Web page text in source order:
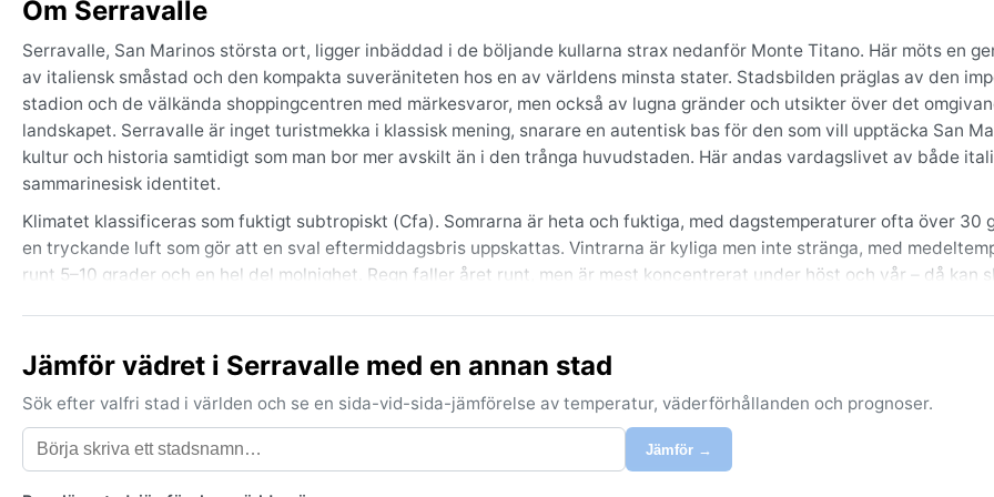
Om Serravalle
Serravalle, San Marinos största ort, ligger inbäddad i de böljande kullarna strax nedanför Monte Titano. Här möts en
av italiensk småstad och den kompakta suveräniteten hos en av världens minsta stater. Stadsbilden präglas av den
stadion och de välkända shoppingcentren med märkesvaror, men också av lugna gränder och utsikter över det
landskapet. Serravalle är inget turistmekka i klassisk mening, snarare en autentisk bas för den som vill upptäcka San
kultur och historia samtidigt som man bor mer avskilt än i den trånga huvudstaden. Här andas vardagslivet av både
sammarinesisk identitet.
Klimatet klassificeras som fuktigt subtropiskt (Cfa). Somrarna är heta och fuktiga, med dagstemperaturer ofta över 30
en tryckande luft som gör att en sval eftermiddagsbris uppskattas. Vintrarna är kyliga men inte stränga, med
runt 5–10 grader och en hel del molnighet. Regn faller året runt, men är mest koncentrerat under höst och vår – då kan
Bästa tiden för ett besök med vädret i åtanke är våren (april–juni) eller tidig höst (september–oktober). Då är
behagligt ljummen, himlen mestadels klar och risken för regn lägre. Noterbara väderfenomen är ovanliga – inga orkaner,
eller extrem snö. Däremot kan dimma lägga sig tät över kullarna under senhöst och vinter, särskilt på morgnarna. Snöfall
sällsynta men förekommer vissa år, då landskapet förvandlas till en kortlivad vinteridyll. Sammantaget ett milt klimat
årstider och överraskande regnskurar som bidrar till den bördiga grönskan.
Jämför vädret i Serravalle med en annan stad
Sök efter valfri stad i världen och se en sida-vid-sida-jämförelse av temperatur, väderförhållanden och prognoser.
Jämför →